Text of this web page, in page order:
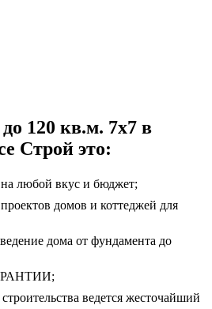
120 кв.м. 7x7 в
Строй это:
любой вкус и бюджет;
домов и коттеджей для
дома от фундамента до
ведется жесточайший